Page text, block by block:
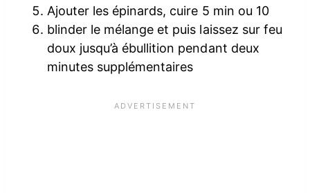
Ajouter les épinards, cuire 5 min ou 10
blinder le mélange et puis laissez sur feu
doux jusqu’à ébullition pendant deux
minutes supplémentaires